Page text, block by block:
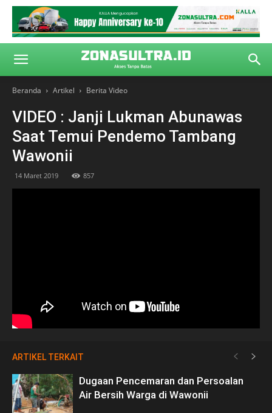
Beranda Artikel Berita Video
VIDEO : Janji Lukman Abunawas
Saat Temui Pendemo Tambang
Wawonii
14 Maret 2019 857
ARTIKEL TERKAIT
Dugaan Pencemaran dan Persoalan
Air Bersih Warga di Wawonii